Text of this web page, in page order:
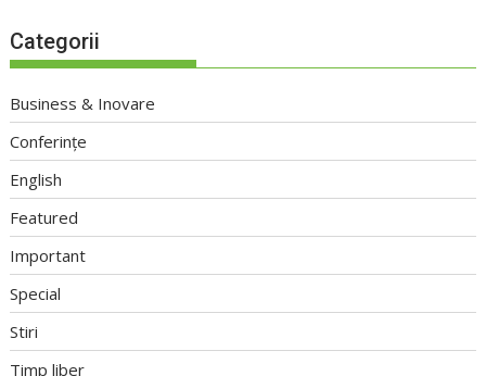
Categorii
Business & Inovare
Conferințe
English
Featured
Important
Special
Stiri
Timp liber